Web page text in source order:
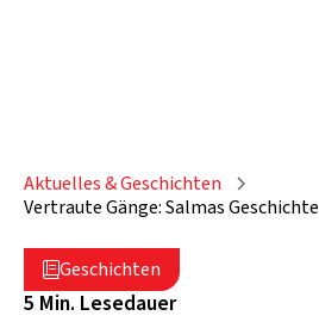
Aktuelles & Geschichten
Vertraute Gänge: Salmas Geschichte
Geschichten
5 Min. Lesedauer